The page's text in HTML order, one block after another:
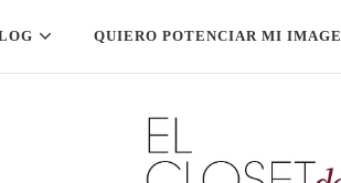
QUIERO POTENCIAR MI